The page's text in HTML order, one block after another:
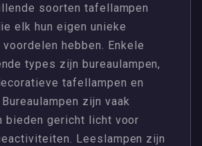
soorten tafellampen
elk hun eigen unieke
hebben. Enkele
types zijn bureaulampen,
tafellampen en
zijn vaak
bieden gericht licht voor
Leeslampen zijn